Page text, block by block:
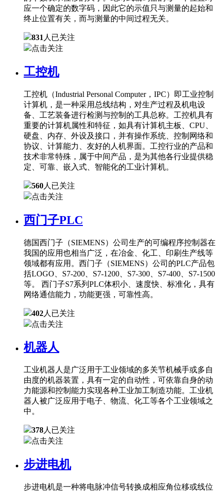
应一个确定的数字码，因此它的示值只与测量的起始和
终止位置有关，而与测量的中间过程无关。
831 人已关注
点击关注
工控机
工控机（Industrial Personal Computer，IPC）即工业控制
计算机，是一种采用总线结构，对生产过程及机电设
备、工艺装备进行检测与控制的工具总称。工控机具有
重要的计算机属性和特征，如具有计算机主板、CPU、
硬盘、内存、外设及接口，并有操作系统、控制网络和
协议、计算能力、友好的人机界面。工控行业的产品和
技术非常特殊，属于中间产品，是为其他各行业提供稳
定、可靠、嵌入式、智能化的工业计算机。
560人已关注
点击关注
西门子PLC
德国西门子（SIEMENS）公司生产的可编程序控制器在
我国的应用也相当广泛，在冶金、化工、印刷生产线等
领域都有应用。西门子（SIEMENS）公司的PLC产品包
括LOGO、S7-200、S7-1200、S7-300、S7-400、S7-1500
等。 西门子S7系列PLC体积小、速度快、标准化，具有
网络通信能力，功能更强，可靠性高。
402人已关注
点击关注
机器人
工业机器人是广泛用于工业领域的多关节机械手或多自
由度的机器装置，具有一定的自动性，可依靠自身的动
力能源和控制能力实现各种工业加工制造功能。工业机
器人被广泛应用于电子、物流、化工等各个工业领域之
中。
378人已关注
点击关注
步进电机
步进电机是一种将电脉冲信号转换成相应角位移或线位